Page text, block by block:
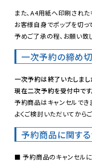
また、A4用紙へ印刷された
お客様自身でポップを切っ
予めご了承の程、お願い致し
一次予約の締め
一次予約は終了いたしまし
現在二次予約を受付中です
予約商品はキャンセルでき
よくご検討いただいてから
予約商品に関す